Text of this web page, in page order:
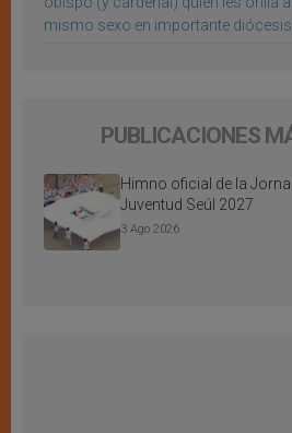
mismo sexo en importante diócesis
PUBLICACIONES
Himno oficial de la
Juventud Seúl 2027
3 Ago 2026